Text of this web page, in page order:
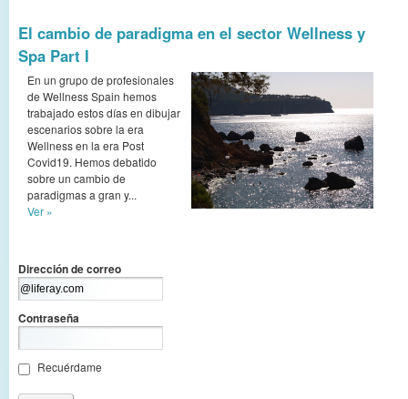
El cambio de paradigma en el sector Wellness y
Spa Part I
En un grupo de profesionales
de Wellness Spain hemos
trabajado estos días en dibujar
escenarios sobre la era
Wellness en la era Post
Covid19. Hemos debatido
sobre un cambio de
paradigmas a gran y...
Ver »
Dirección de correo
Contraseña
Recuérdame